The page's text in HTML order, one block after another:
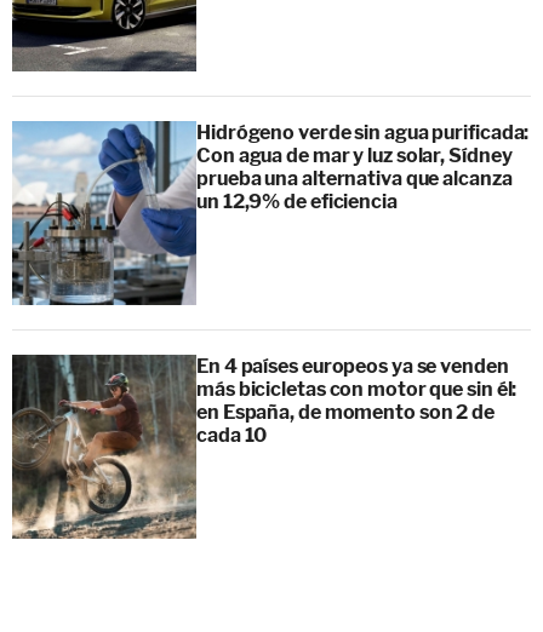
Hidrógeno verde sin agua purificada:
Con agua de mar y luz solar, Sídney
prueba una alternativa que alcanza
un 12,9% de eficiencia
En 4 países europeos ya se venden
más bicicletas con motor que sin él:
en España, de momento son 2 de
cada 10